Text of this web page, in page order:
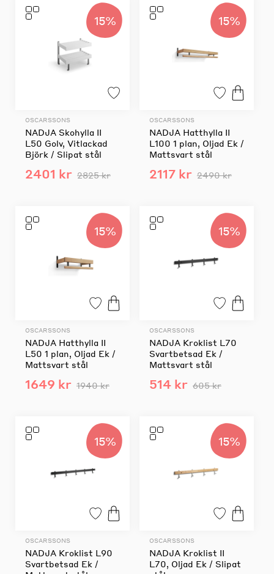
15%
OSCARSSONS
NADJA Skohylla II
L50 Golv, Vitlackad
Björk / Slipat stål
2401 kr 2825 kr
15%
OSCARSSONS
NADJA Hatthylla II
L100 1 plan, Oljad Ek /
Mattsvart stål
2117 kr 2490 kr
15%
OSCARSSONS
NADJA Hatthylla II
L50 1 plan, Oljad Ek /
Mattsvart stål
1649 kr 1940 kr
15%
OSCARSSONS
NADJA Kroklist L70
Svartbetsad Ek /
Mattsvart stål
514 kr 605 kr
15%
OSCARSSONS
NADJA Kroklist L90
Svartbetsad Ek /
15%
OSCARSSONS
NADJA Kroklist II
L70, Oljad Ek / Slipat